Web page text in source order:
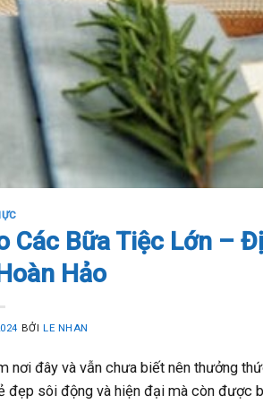
Các Bữa Tiệc Lớn –
Hảo
BỞI LE NHAN
nơi đây và vẫn chưa biết nên thưởng
đẹp sôi động và hiện đại mà còn được